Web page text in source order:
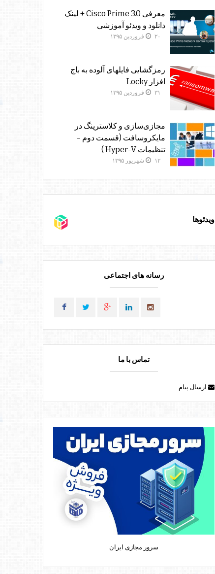
معرفی Cisco Prime 3.0 + لینک
دانلود و ویدئو آموزشی
۲۰ فروردین ۱۳۹۵
رمزگشایی فایلهای آلوده به باج
افزار Locky
۳۱ فروردین ۱۳۹۵
مجازی‌سازی و کلاسترینگ‌ در
مایکروسافت (قسمت دوم –
تنظیمات Hyper-V )
۱۲ شهریور ۱۳۹۵
ویدئوها
رسانه های اجتماعی
تماس با ما
ارسال پیام
سرور مجازی ایران